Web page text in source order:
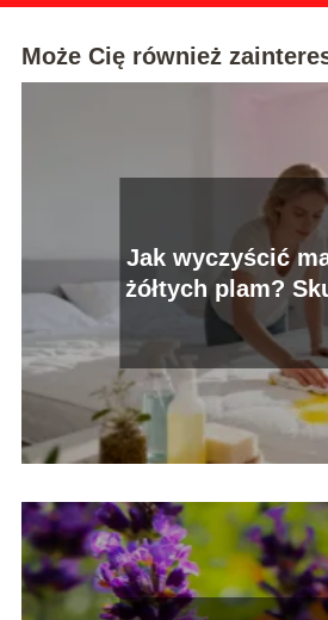
Może Cię również
Jak wyczyścić
żółtych plam?
domowe